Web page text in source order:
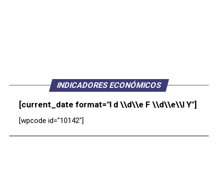
INDICADORES ECONÓMICOS
[current_date format="l d \\d\\e F \\d\\e\\l Y"]
[wpcode id="10142"]